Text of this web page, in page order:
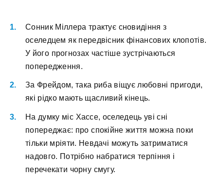
Сонник Міллера трактує сновидіння з
оселедцем як передвісник фінансових клопотів.
У його прогнозах частіше зустрічаються
попередження.
За Фрейдом, така риба віщує любовні пригоди,
які рідко мають щасливий кінець.
На думку міс Хассе, оселедець уві сні
попереджає: про спокійне життя можна поки
тільки мріяти. Невдачі можуть затриматися
надовго. Потрібно набратися терпіння і
перечекати чорну смугу.